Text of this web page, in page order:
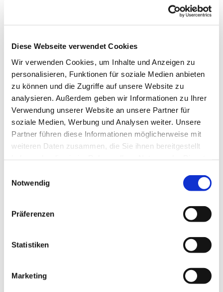
Diese Webseite verwendet Cookies
Wir verwenden Cookies, um Inhalte und Anzeigen zu
personalisieren, Funktionen für soziale Medien anbieten
zu können und die Zugriffe auf unsere Website zu
analysieren. Außerdem geben wir Informationen zu Ihrer
Verwendung unserer Website an unsere Partner für
soziale Medien, Werbung und Analysen weiter. Unsere
Partner führen diese Informationen möglicherweise mit
weiteren Daten zusammen, die Sie ihnen bereitgestellt
Notwendig
Präferenzen
Statistiken
Marketing
Hiermit stimme ich denDatenschutzbestimmungenzu. *
Ich möchte, dass die Hochschule Bremerhaven meine angegebenen
Veranstaltungen zum Austausch zwischen Wirtschaft und
Wissenschaft informiert. Eine Weitergabe meiner Daten an Dritte
erfolgt nicht. (Diese Einwilligung ist freiwillig und keine
Wir bemühen uns, Professor:innen aus den von Ihnen
Zusammensetzung jedoch von den jeweiligen
Verfügbarkeiten abhängt, können wir nicht